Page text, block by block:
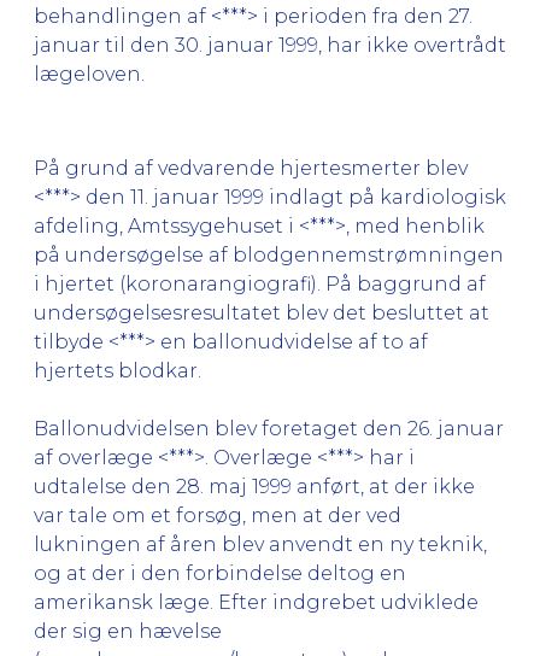
behandlingen af <***> i perioden fra den 27.
januar til den 30. januar 1999, har ikke overtrådt
lægeloven.
På grund af vedvarende hjertesmerter blev
<***> den 11. januar 1999 indlagt på kardiologisk
afdeling, Amtssygehuset i <***>, med henblik
på undersøgelse af blodgennemstrømningen
i hjertet (koronarangiografi). På baggrund af
undersøgelsesresultatet blev det besluttet at
tilbyde <***> en ballonudvidelse af to af
hjertets blodkar.
Ballonudvidelsen blev foretaget den 26. januar
af overlæge <***>. Overlæge <***> har i
udtalelse den 28. maj 1999 anført, at der ikke
var tale om et forsøg, men at der ved
lukningen af åren blev anvendt en ny teknik,
og at der i den forbindelse deltog en
amerikansk læge. Efter indgrebet udviklede
der sig en hævelse